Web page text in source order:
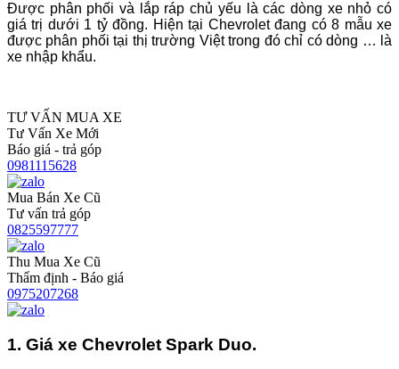
Được phân phối và lắp ráp chủ yếu là các dòng xe nhỏ có
giá trị dưới 1 tỷ đồng. Hiện tại Chevrolet đang có 8 mẫu xe
được phân phối tại thị trường Việt trong đó chỉ có dòng … là
xe nhập khẩu.
TƯ VẤN MUA XE
Tư Vấn Xe Mới
Báo giá - trả góp
0981115628
Mua Bán Xe Cũ
Tư vấn trả góp
0825597777
Thu Mua Xe Cũ
Thẩm định - Báo giá
0975207268
1. Giá xe Chevrolet Spark Duo.